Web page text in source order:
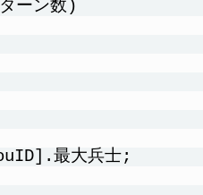
ーン数)
最大兵士;